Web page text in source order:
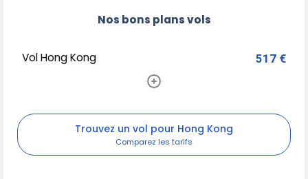
Nos bons plans vols
Vol Hong Kong 517 €
Trouvez un vol pour Hong Kong